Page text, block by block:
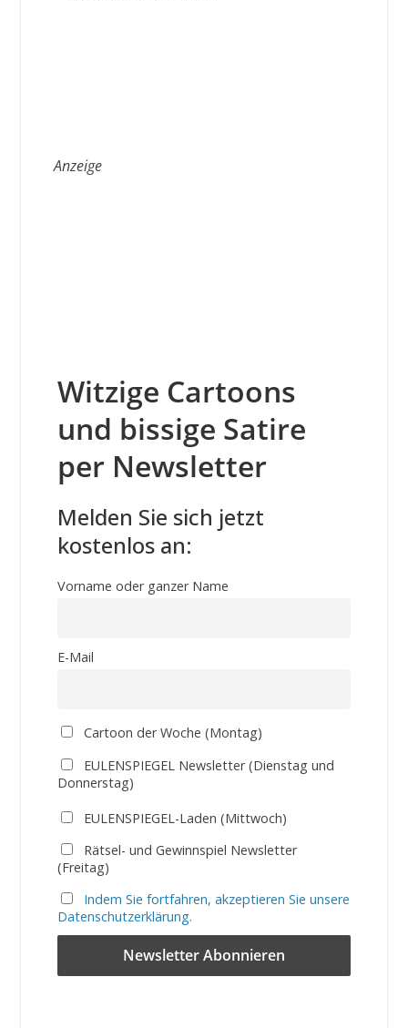
Anzeige
Witzige Cartoons
und bissige Satire
per Newsletter
Melden Sie sich jetzt
kostenlos an:
Vorname oder ganzer Name
E-Mail
Cartoon der Woche (Montag)
EULENSPIEGEL Newsletter (Dienstag und
Donnerstag)
EULENSPIEGEL-Laden (Mittwoch)
Rätsel- und Gewinnspiel Newsletter
(Freitag)
Indem Sie fortfahren, akzeptieren Sie unsere
Datenschutzerklärung.